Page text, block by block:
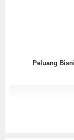
Peluang